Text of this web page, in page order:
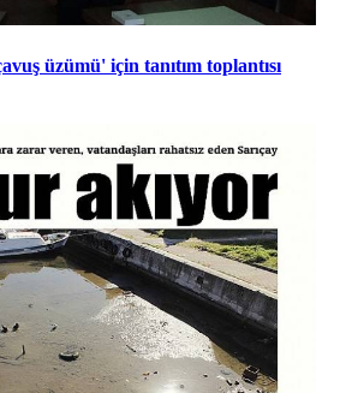
üzümü' için tanıtım toplantısı